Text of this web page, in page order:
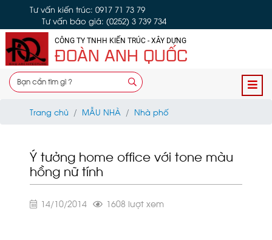
Tư vấn kiến trúc: 0917 71 73 79
Tư vấn báo giá: (0252) 3 739 734
CÔNG TY TNHH KIẾN TRÚC - XÂY DỰNG
ĐOÀN ANH QUỐC
Trang chủ MẪU NHÀ Nhà phố
Ý tưởng home office với tone màu
hồng nữ tính
14/10/2014 1608 lượt xem